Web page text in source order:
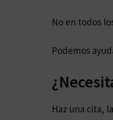
No en todos
Podemos
Haz una cita,